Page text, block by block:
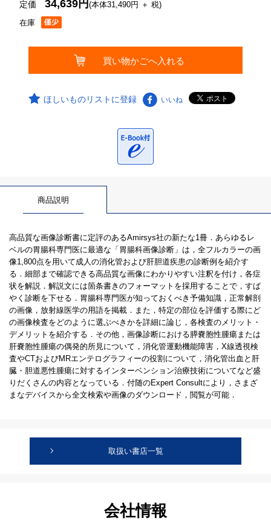
在庫
定価34,639円(本体31,490円 ＋ 税)
ほしいものリストに登録 いいね
商品説明
高品質な画像診断書に定評のあるAmirsys社の新たな1冊．あらゆるレ
ベルの胃腸科専門医に最適な「胃腸科画像診断」は，全フルカラーの画
像1,800点を用いて成人の消化管および肝胆道疾患の診断例を紹介す
る．細部まで確認できる高品質な画像にわかりやすい注釈を付け，各症
状を解説．解説文には箇条書きのフォーマットを採用することで，すば
やく診断を下せる．胃腸科専門医が知っておくべき予備知識，正常解剖
の画像，放射線医学の用語を掲載．また，特定の部位を評価する際にど
の画像検査をどのように選ぶべきかを詳細に論じ，各検査のメリット・
デメリットを紹介する．その他，画像診断における膵嚢胞性腫瘍または
肝嚢胞性腫瘍の偶発的所見について，消化管運動機能障害，X線透視検
査やCTおよびMRエンテログラフィーの役割について，消化管出血と肝
臓・胆道悪性腫瘍に対するインターベンション治療技術についてなど盛
りだくさんの内容となっている．付随のExpert Consultにより，さまざ
まなデバイスから全文検索や画像のダウンロード，閲覧が可能．
取扱い書店一覧
会社情報